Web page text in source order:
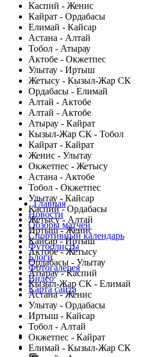
Каспий - Женис
Кайрат - Ордабасы
Елимай - Кайсар
Астана - Алтай
Тобол - Атырау
Актобе - Окжетпес
Улытау - Иртыш
Жетысу - Кызыл-Жар СК
Ордабасы - Елимай
Алтай - Актобе
Алтай - Актобе
Атырау - Кайрат
Кызыл-Жар СК - Тобол
Кайрат - Кайрат
Женис - Улытау
Окжетпес - Жетысу
Астана - Актобе
Тобол - Окжетпес
Улытау - Кайсар
Каспий - Ордабасы
Жетысу - Алтай
Иртыш - Женис
Кайсар - Иртыш
Актобе - Жетысу
Ордабасы - Улытау
Атырау - Каспий
Кызыл-Жар СК - Елимай
Астана - Женис
Улытау - Ордабасы
Иртыш - Кайсар
Тобол - Алтай
Окжетпес - Кайрат
Елимай - Кызыл-Жар СК
Главная
Новости
Обзоры матчей
Спортивный календарь
Футболисты
Блоги
Фотогалерея
Видео
Карта сайта
Есть идея?
Сообщить о мероприятии